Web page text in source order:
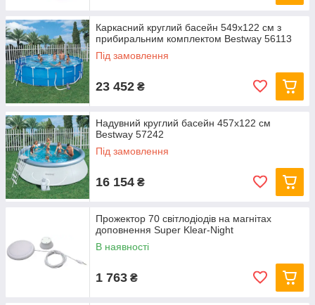
Каркасний круглий басейн 549x122 см з
прибиральним комплектом Bestway 56113
Під замовлення
23 452 ₴
Надувний круглий басейн 457х122 см
Bestway 57242
Під замовлення
16 154 ₴
Прожектор 70 світлодіодів на магнітах
доповнення Super Klear-Night
В наявності
1 763 ₴